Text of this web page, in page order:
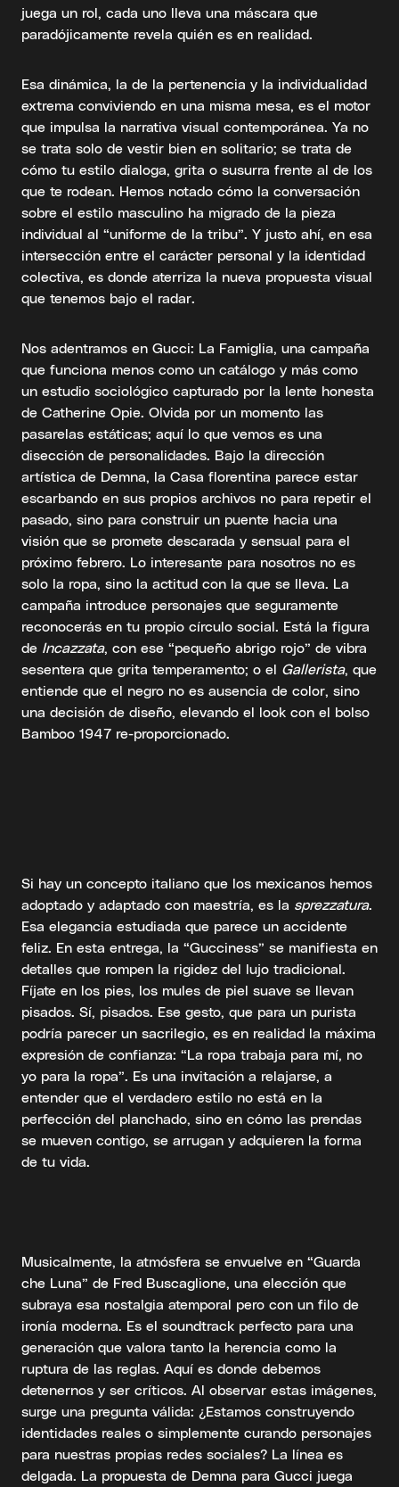
juega un rol, cada uno lleva una máscara que
paradójicamente revela quién es en realidad.
Esa dinámica, la de la pertenencia y la individualidad
extrema conviviendo en una misma mesa, es el motor
que impulsa la narrativa visual contemporánea. Ya no
se trata solo de vestir bien en solitario; se trata de
cómo tu estilo dialoga, grita o susurra frente al de los
que te rodean. Hemos notado cómo la conversación
sobre el estilo masculino ha migrado de la pieza
individual al “uniforme de la tribu”. Y justo ahí, en esa
intersección entre el carácter personal y la identidad
colectiva, es donde aterriza la nueva propuesta visual
que tenemos bajo el radar.
Nos adentramos en Gucci: La Famiglia, una campaña
que funciona menos como un catálogo y más como
un estudio sociológico capturado por la lente honesta
de Catherine Opie. Olvida por un momento las
pasarelas estáticas; aquí lo que vemos es una
disección de personalidades. Bajo la dirección
artística de Demna, la Casa florentina parece estar
escarbando en sus propios archivos no para repetir el
pasado, sino para construir un puente hacia una
visión que se promete descarada y sensual para el
próximo febrero. Lo interesante para nosotros no es
solo la ropa, sino la actitud con la que se lleva. La
campaña introduce personajes que seguramente
reconocerás en tu propio círculo social. Está la figura
de Incazzata, con ese “pequeño abrigo rojo” de vibra
sesentera que grita temperamento; o el Gallerista, que
entiende que el negro no es ausencia de color, sino
una decisión de diseño, elevando el look con el bolso
Bamboo 1947 re-proporcionado.
Si hay un concepto italiano que los mexicanos hemos
adoptado y adaptado con maestría, es la sprezzatura.
Esa elegancia estudiada que parece un accidente
feliz. En esta entrega, la “Gucciness” se manifiesta en
detalles que rompen la rigidez del lujo tradicional.
Fíjate en los pies, los mules de piel suave se llevan
pisados. Sí, pisados. Ese gesto, que para un purista
podría parecer un sacrilegio, es en realidad la máxima
expresión de confianza: “La ropa trabaja para mí, no
yo para la ropa”. Es una invitación a relajarse, a
entender que el verdadero estilo no está en la
perfección del planchado, sino en cómo las prendas
se mueven contigo, se arrugan y adquieren la forma
de tu vida.
Musicalmente, la atmósfera se envuelve en “Guarda
che Luna” de Fred Buscaglione, una elección que
subraya esa nostalgia atemporal pero con un filo de
ironía moderna. Es el soundtrack perfecto para una
generación que valora tanto la herencia como la
ruptura de las reglas. Aquí es donde debemos
detenernos y ser críticos. Al observar estas imágenes,
surge una pregunta válida: ¿Estamos construyendo
identidades reales o simplemente curando personajes
para nuestras propias redes sociales? La línea es
delgada. La propuesta de Demna para Gucci juega